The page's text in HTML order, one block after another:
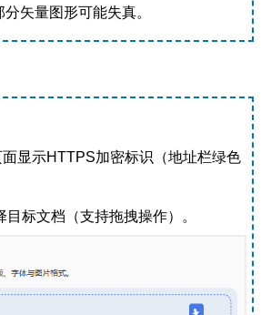
矢量图形可能失真。
面显示HTTPS加密标识（地址栏绿色
标文档（支持拖拽操作）。